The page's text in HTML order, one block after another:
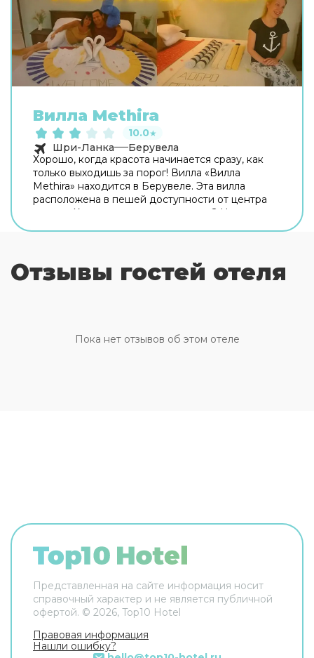
Вилла Methira
10.0★
Шри-Ланка
Берувела
Хорошо, когда красота начинается сразу, как
только выходишь за порог! Вилла «Вилла
Methira» находится в Берувеле. Эта вилла
расположена в пешей доступности от центра
города. Хотите оставаться на связи? На вилле
врач. Готовьтесь к весёлому и насыщенному
отдыху! На территории есть библиотека и
передвижения возможна организация
трансфера. Дополнительно: банкомат и
Отзывы гостей отеля
Пока нет отзывов об этом отеле
Представленная на сайте информация носит
справочный характер и не является публичной
офертой. © 2026, Top10 Hotel
Правовая информация
Нашли ошибку?